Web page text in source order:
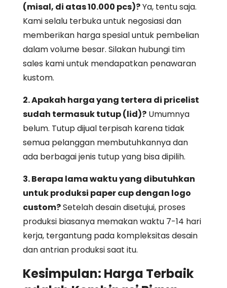
(misal, di atas 10.000 pcs)?Ya, tentu saja.
Kami selalu terbuka untuk negosiasi dan
memberikan harga spesial untuk pembelian
dalam volume besar. Silakan hubungi tim
sales kami untuk mendapatkan penawaran
kustom.
2. Apakah harga yang tertera di pricelist
sudah termasuk tutup (lid)?Umumnya
belum. Tutup dijual terpisah karena tidak
semua pelanggan membutuhkannya dan
ada berbagai jenis tutup yang bisa dipilih.
3. Berapa lama waktu yang dibutuhkan
untuk produksi paper cup dengan logo
custom?Setelah desain disetujui, proses
produksi biasanya memakan waktu 7-14 hari
kerja, tergantung pada kompleksitas desain
dan antrian produksi saat itu.
Kesimpulan: Harga Terbaik